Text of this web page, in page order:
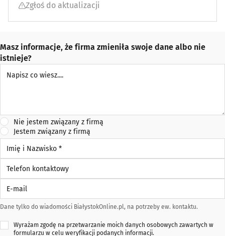
Zgłoś do aktualizacji
Masz informacje, że firma zmieniła swoje dane albo nie
istnieje?
Nie jestem związany z firmą
Jestem związany z firmą
Imię i Nazwisko *
Telefon kontaktowy
Dane tylko do wiadomości BiałystokOnline.pl, na potrzeby ew. kontaktu.
Wyrażam zgodę na przetwarzanie moich danych osobowych zawartych w
formularzu w celu weryfikacji podanych informacji.